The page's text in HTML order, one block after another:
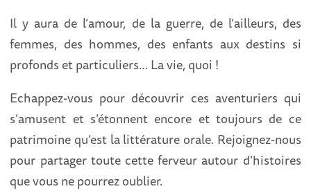
Il y aura de l’amour, de la guerre, de l’ailleurs, des
femmes, des hommes, des enfants aux destins si
profonds et particuliers… La vie, quoi !
Echappez-vous pour découvrir ces aventuriers qui
s’amusent et s’étonnent encore et toujours de ce
patrimoine qu’est la littérature orale. Rejoignez-nous
pour partager toute cette ferveur autour d’histoires
que vous ne pourrez oublier.